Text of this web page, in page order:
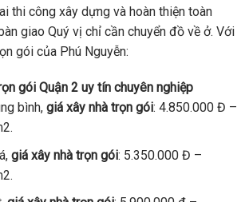
thi công xây dựng và hoàn thiện toàn
giao Quý vị chỉ cần chuyển đồ về ở. Với
gói của Phú Nguyễn:
gói Quận 2 uy tín chuyên nghiệp
bình, giá xây nhà trọn gói: 4.850.000 Đ –
giá xây nhà trọn gói: 5.350.000 Đ –